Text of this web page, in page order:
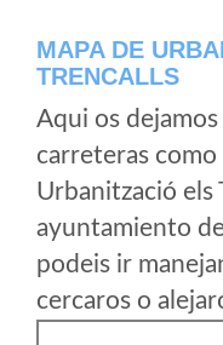
MAPA DE
TRENCALLS
Aqui os
carreteras
Urbanització els
ayuntamiento
podeis ir
cercaros o